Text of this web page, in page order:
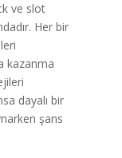
ve slot
Her bir
kazanma
dayalı bir
şans